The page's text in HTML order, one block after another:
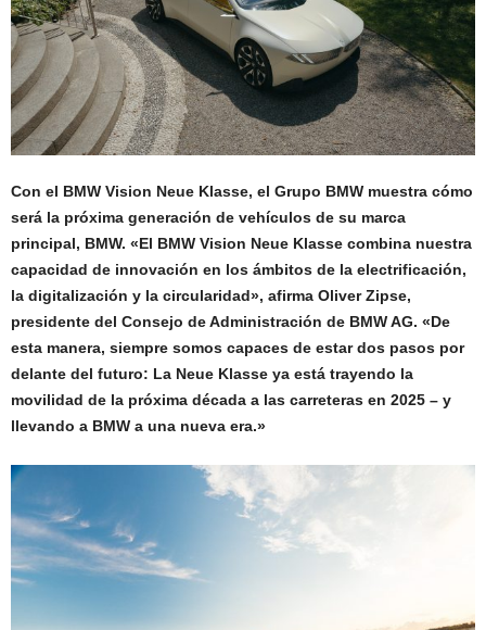
Con el BMW Vision Neue Klasse, el Grupo BMW muestra cómo
será la próxima generación de vehículos de su marca
principal, BMW. «El BMW Vision Neue Klasse combina nuestra
capacidad de innovación en los ámbitos de la electrificación,
la digitalización y la circularidad», afirma Oliver Zipse,
presidente del Consejo de Administración de BMW AG. «De
esta manera, siempre somos capaces de estar dos pasos por
delante del futuro: La Neue Klasse ya está trayendo la
movilidad de la próxima década a las carreteras en 2025 – y
llevando a BMW a una nueva era.»